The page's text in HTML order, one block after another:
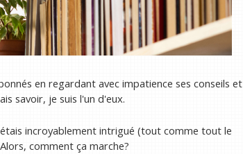
en regardant avec impatience ses conseils et
savoir, je suis l'un d'eux.
incroyablement intrigué (tout comme tout le
comment ça marche?